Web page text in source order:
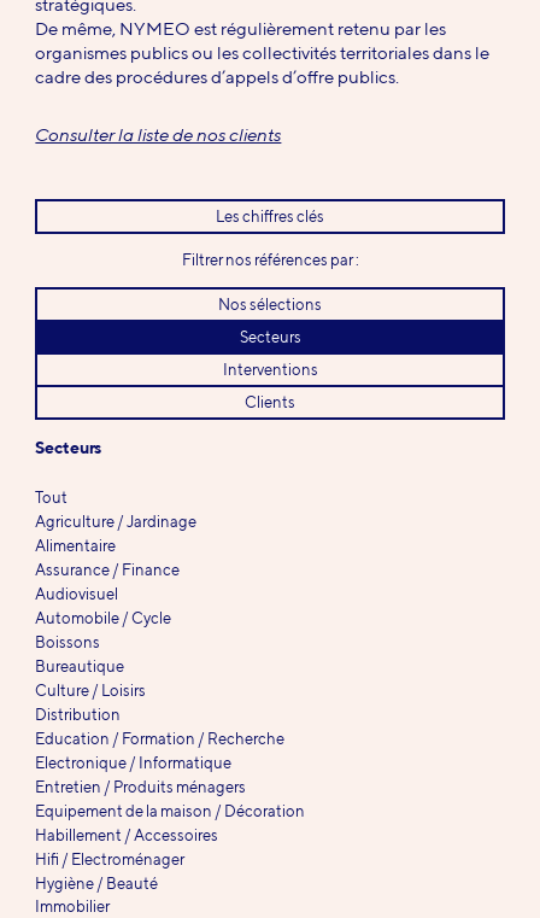
De même, NYMEO est régulièrement retenu par les
organismes publics ou les collectivités territoriales dans le
cadre des procédures d’appels d’offre publics.
Consulter la liste de nos clients
Les chiffres clés
Filtrer nos références par :
Nos sélections
Secteurs
Interventions
Clients
Secteurs
Tout
Agriculture / Jardinage
Alimentaire
Assurance / Finance
Audiovisuel
Automobile / Cycle
Boissons
Bureautique
Culture / Loisirs
Distribution
Education / Formation / Recherche
Electronique / Informatique
Entretien / Produits ménagers
Equipement de la maison / Décoration
Habillement / Accessoires
Hifi / Electroménager
Hygiène / Beauté
Immobilier